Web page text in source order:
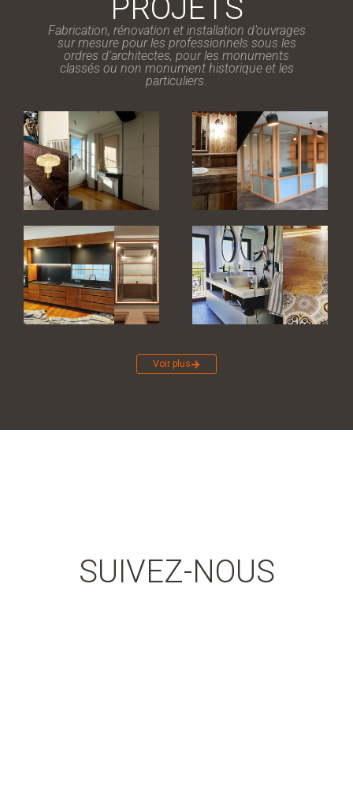
PROJETS
Fabrication, rénovation et installation d’ouvrages
sur mesure pour les professionnels sous les
ordres d’architectes, pour les monuments
classés ou non monument historique et les
particuliers.
Voir plus
SUIVEZ-NOUS